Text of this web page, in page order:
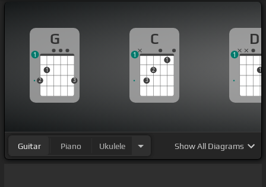
[D]y no el amor,
G
2
1
3
1
C
3
2
1
1
D
1
1
Guitar Piano Ukulele ShowAll Diagrams